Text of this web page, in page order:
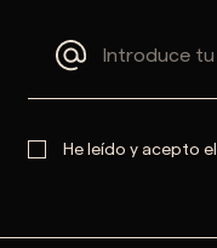
He leído y acepto el